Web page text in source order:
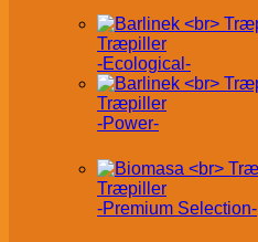
Træpiller
-Ecological-
Træpiller
-Power-
Træpiller
-Premium Selection-